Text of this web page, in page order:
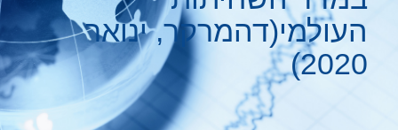
העולמי(דהמרקר, ינואר
2020)